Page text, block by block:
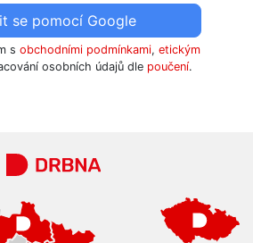
se pomocí Google
s obchodními podmínkami, etickým
osobních údajů dle poučení.